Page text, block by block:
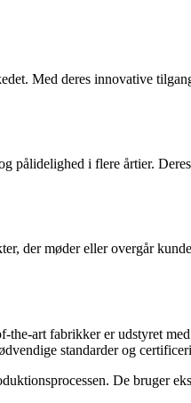
Med deres innovative
i flere årtier.
der møder eller overgår
art fabrikker er udstyret
standarder og
De bruger